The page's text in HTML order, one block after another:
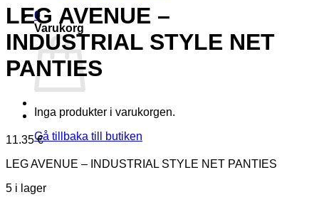
0
Varukorg
Inga produkter i varukorgen.
Gå tillbaka till butiken
LEG AVENUE –
INDUSTRIAL STYLE NET
PANTIES
11.35€
LEG AVENUE – INDUSTRIAL STYLE NET PANTIES
5 i lager